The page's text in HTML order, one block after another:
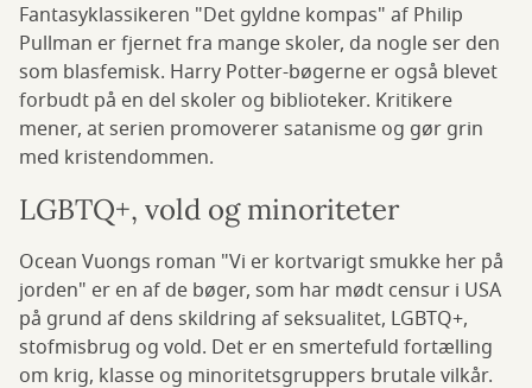
Fantasyklassikeren "Det gyldne kompas" af Philip
Pullman er fjernet fra mange skoler, da nogle ser den
som blasfemisk. Harry Potter-bøgerne er også blevet
forbudt på en del skoler og biblioteker. Kritikere
mener, at serien promoverer satanisme og gør grin
med kristendommen.
LGBTQ+, vold og minoriteter
Ocean Vuongs roman "Vi er kortvarigt smukke her på
jorden" er en af de bøger, som har mødt censur i USA
på grund af dens skildring af seksualitet, LGBTQ+,
stofmisbrug og vold. Det er en smertefuld fortælling
om krig, klasse og minoritetsgruppers brutale vilkår.